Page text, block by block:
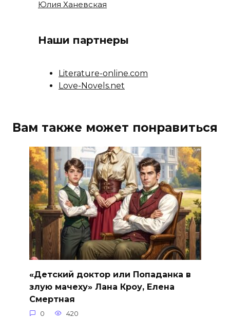
Юлия Ханевская
Наши партнеры
Literature-online.com
Love-Novels.net
Вам также может понравиться
«Детский доктор или Попаданка в
злую мачеху» Лана Кроу, Елена
Смертная
0 420